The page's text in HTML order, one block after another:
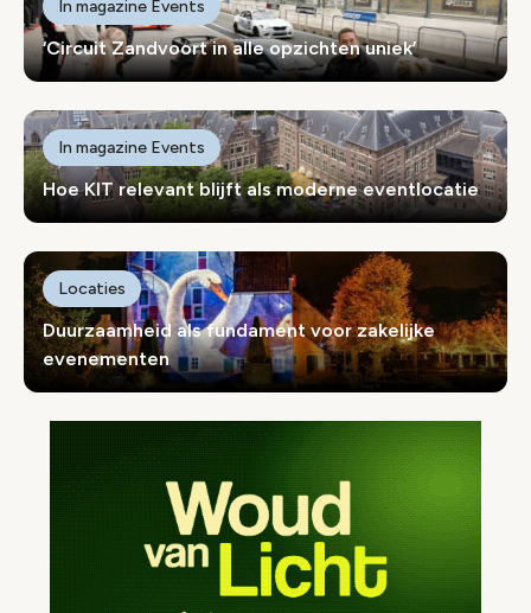
‘Circuit Zandvoort in alle opzichten uniek’
In magazine Events
Hoe KIT relevant blijft als moderne eventlocatie
In magazine Events
Duurzaamheid als fundament voor zakelijke
evenementen
Locaties